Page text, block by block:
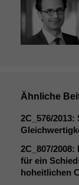
Ähnliche
2C_576/2013:
2C_807/2008:
für ein
hoheitlichen